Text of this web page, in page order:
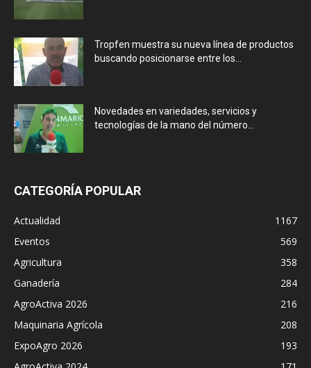
Tropfen muestra su nueva línea de productos
buscando posicionarse entre los...
Novedades en variedades, servicios y
tecnologías de la mano del número...
CATEGORÍA POPULAR
Actualidad
1167
Eventos
569
Agricultura
358
Ganadería
284
AgroActiva 2026
216
Maquinaria Agrícola
208
ExpoAgro 2026
193